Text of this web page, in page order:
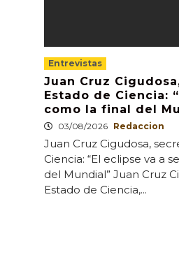
Entrevistas
Juan Cruz
Estado de Ciencia:
como la final del
03/08/2026 Redaccion
Juan Cruz Cigudosa,
Ciencia: “El eclipse va a
del Mundial” Juan Cruz
Estado de Ciencia,...